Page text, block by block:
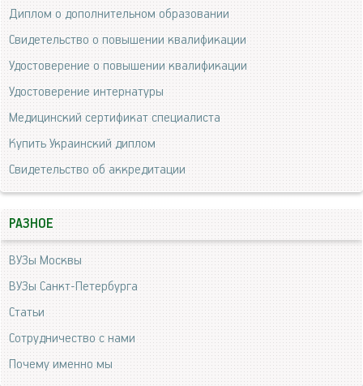
Диплом о дополнительном образовании
Свидетельство о повышении квалификации
Удостоверение о повышении квалификации
Удостоверение интернатуры
Медицинский сертификат специалиста
Купить Украинский диплом
Свидетельство об аккредитации
РАЗНОЕ
ВУЗы Москвы
ВУЗы Санкт-Петербурга
Статьи
Сотрудничество с нами
Почему именно мы